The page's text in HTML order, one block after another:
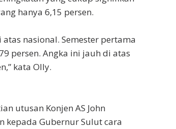
hanya 6,15 persen.
nasional. Semester pertama
persen. Angka ini jauh di atas
kata Olly.
utusan Konjen AS John
kepada Gubernur Sulut cara